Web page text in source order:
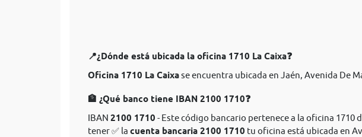
📍¿Dónde está ubicada la oficina 1710 La Caixa❓
Oficina 1710 La Caixase encuentra ubicada en Jaén, Avenida De
🏦 ¿Qué banco tiene IBAN 2100 1710❓
IBAN 2100 1710 - Este código bancario pertenece a la oficina 1710
tener ✅ la cuenta bancaria 2100 1710 tu oficina está ubicada en